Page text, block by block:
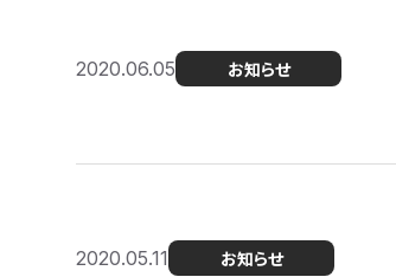
2020.06.05 お知らせ
2020.05.11 お知らせ